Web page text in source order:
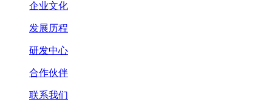
企业文化
发展历程
研发中心
合作伙伴
联系我们